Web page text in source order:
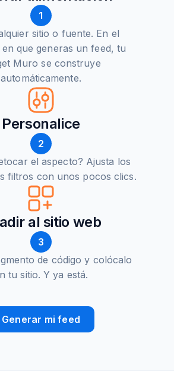
1
sitio o fuente. En el
que generas un feed, tu
Muro se construye
automáticamente.
Personalice
2
el aspecto? Ajusta los
filtros con unos pocos clics.
al sitio web
3
de código y colócalo
tu sitio. Y ya está.
Generar mi feed